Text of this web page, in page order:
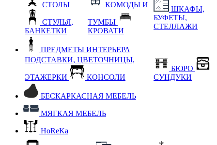
СТОЛЫ
СТУЛЬЯ,
БАНКЕТКИ
КОМОДЫ И
ТУМБЫ
КРОВАТИ
ШКАФЫ,
БУФЕТЫ,
СТЕЛЛАЖИ
ПРЕДМЕТЫ ИНТЕРЬЕРА
ПОДСТАВКИ, ЦВЕТОЧНИЦЫ,
ЭТАЖЕРКИ КОНСОЛИ
БЮРО
СУНДУКИ
БЕСКАРКАСНАЯ МЕБЕЛЬ
МЯГКАЯ МЕБЕЛЬ
HoReKa